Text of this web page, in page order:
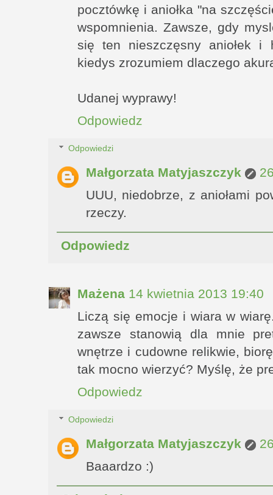
pocztówkę i aniołka "na
wspomnienia. Zawsze, gdy
się ten nieszczęsny aniołek i
kiedys zrozumiem dlaczego
Udanej wyprawy!
Odpowiedz
Odpowiedzi
Małgorzata Matyjaszczyk
UUU, niedobrze, z aniołami
rzeczy.
Odpowiedz
Mażena 14 kwietnia 2013 19:40
Liczą się emocje i wiara w
zawsze stanowią dla mnie
wnętrze i cudowne relikwie,
tak mocno wierzyć? Myślę, że
Odpowiedz
Odpowiedzi
Małgorzata Matyjaszczyk
Baaardzo :)